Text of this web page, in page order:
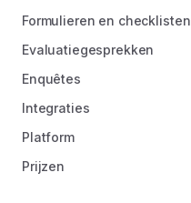
Formulieren en checklisten
Evaluatiegesprekken
Enquêtes
Integraties
Platform
Prijzen